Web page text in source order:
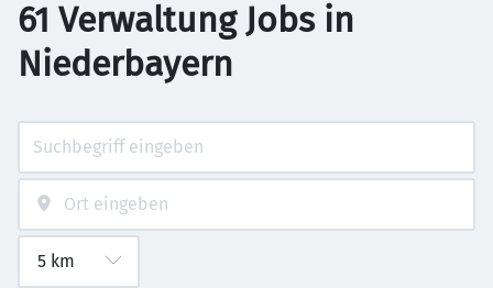
61 Verwaltung Jobs in
Niederbayern